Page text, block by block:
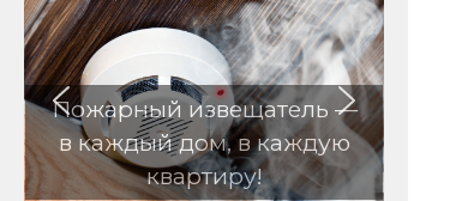
Пожарный извещатель —
в каждый дом, в каждую
квартиру!